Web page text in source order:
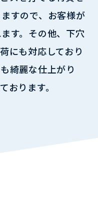
すので、お客様が
す。その他、下穴
にも対応しており
綺麗な仕上がり
おります。